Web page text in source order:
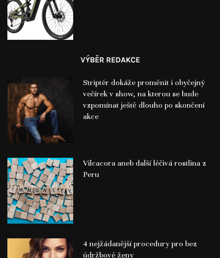
VÝBĚR REDAKCE
Striptér dokáže proměnit i obyčejný
večírek v show, na kterou se bude
vzpomínat ještě dlouho po skončení
akce
Vilcacora aneb další léčivá rostlina z
Peru
4 nejžádanější procedury pro bez
údržbové ženy